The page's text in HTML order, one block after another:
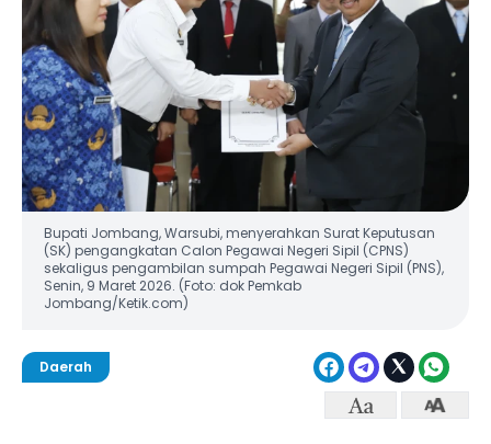
Bupati Jombang, Warsubi, menyerahkan Surat Keputusan
(SK) pengangkatan Calon Pegawai Negeri Sipil (CPNS)
sekaligus pengambilan sumpah Pegawai Negeri Sipil (PNS),
Senin, 9 Maret 2026. (Foto: dok Pemkab
Jombang/Ketik.com)
Daerah